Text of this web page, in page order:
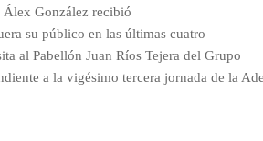
Álex González recibió
su público en las últimas cuatro
al Pabellón Juan Ríos Tejera del Grupo
a la vigésimo tercera jornada de la